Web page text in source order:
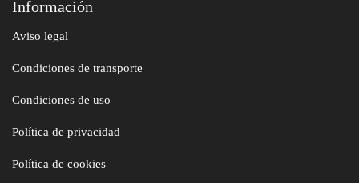
Información
Aviso legal
Condiciones de transporte
Condiciones de uso
Política de privacidad
Política de cookies